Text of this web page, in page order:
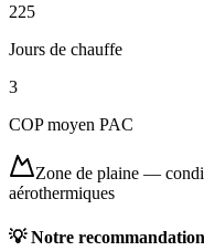
225
Jours de chauffe
3
COP moyen PAC
Zone de plaine —
aérothermiques
💡 Notre